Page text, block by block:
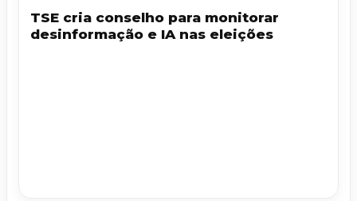
TSE cria conselho para monitorar
desinformação e IA nas eleições